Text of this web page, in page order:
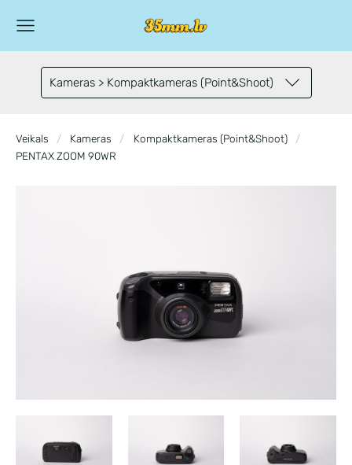
Kameras > Kompaktkameras (Point&Shoot)
Veikals Kameras
Kompaktkameras (Point&Shoot)
PENTAX ZOOM 90WR